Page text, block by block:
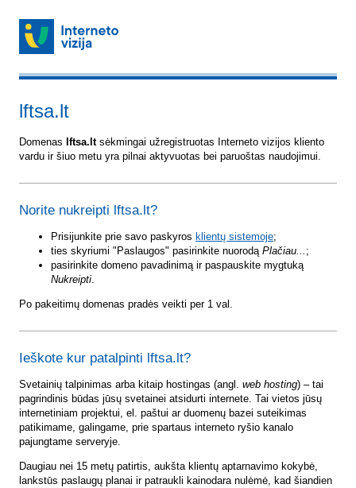
lftsa.lt
Domenas lftsa.ltsėkmingai užregistruotas Interneto vizijos kliento
vardu ir šiuo metu yra pilnai aktyvuotas bei paruoštas naudojimui.
Norite nukreipti lftsa.lt?
Prisijunkite prie savo paskyros klientų sistemoje;
ties skyriumi "Paslaugos" pasirinkite nuorodą Plačiau... ;
pasirinkite domeno pavadinimą ir paspauskite mygtuką
Nukreipti.
Po pakeitimų domenas pradės veikti per 1 val.
Ieškote kur patalpinti lftsa.lt?
Svetainių talpinimas arba kitaip hostingas (angl. web hosting) – tai
pagrindinis būdas jūsų svetainei atsidurti internete. Tai vietos jūsų
internetiniam projektui, el. paštui ar duomenų bazei suteikimas
patikimame, galingame, prie spartaus interneto ryšio kanalo
pajungtame serveryje.
Daugiau nei 15 metų patirtis, aukšta klientų aptarnavimo kokybė,
lankstūs paslaugų planai ir patraukli kainodara nulėmė, kad šiandien